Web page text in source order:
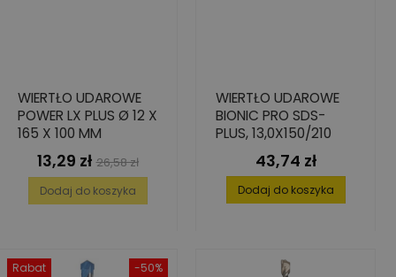
WIERTŁO UDAROWE
POWER LX PLUS Ø 12 X
165 X 100 MM
Cena
13,29 zł Cena
podstawowa
26,58 zł
Dodaj do koszyka
WIERTŁO UDAROWE
BIONIC PRO SDS-
PLUS, 13,0X150/210
Cena
43,74 zł
Dodaj do koszyka
-50%
Rabat